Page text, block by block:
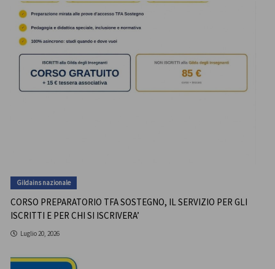
Gildains nazionale
CORSO PREPARATORIO TFA SOSTEGNO, IL SERVIZIO PER GLI
ISCRITTI E PER CHI SI ISCRIVERA’
Luglio 20, 2026